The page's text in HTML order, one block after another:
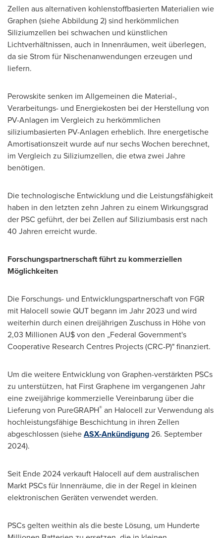
Zellen aus alternativen kohlenstoffbasierten Materialien wie
Graphen (siehe Abbildung 2) sind herkömmlichen
Siliziumzellen bei schwachen und künstlichen
Lichtverhältnissen, auch in Innenräumen, weit überlegen,
da sie Strom für Nischenanwendungen erzeugen und
liefern.
Perowskite senken im Allgemeinen die Material-,
Verarbeitungs- und Energiekosten bei der Herstellung von
PV-Anlagen im Vergleich zu herkömmlichen
siliziumbasierten PV-Anlagen erheblich. Ihre energetische
Amortisationszeit wurde auf nur sechs Wochen berechnet,
im Vergleich zu Siliziumzellen, die etwa zwei Jahre
benötigen.
Die technologische Entwicklung und die Leistungsfähigkeit
haben in den letzten zehn Jahren zu einem Wirkungsgrad
der PSC geführt, der bei Zellen auf Siliziumbasis erst nach
40 Jahren erreicht wurde.
Forschungspartnerschaft führt zu kommerziellen
Möglichkeiten
Die Forschungs- und Entwicklungspartnerschaft von FGR
mit Halocell sowie QUT begann im Jahr 2023 und wird
weiterhin durch einen dreijährigen Zuschuss in Höhe von
2,03 Millionen AU$ von den „Federal Government's
Cooperative Research Centres Projects (CRC-P)" finanziert.
Um die weitere Entwicklung von Graphen-verstärkten PSCs
zu unterstützen, hat First Graphene im vergangenen Jahr
eine zweijährige kommerzielle Vereinbarung über die
Lieferung von PureGRAPH® an Halocell zur Verwendung als
hochleistungsfähige Beschichtung in ihren Zellen
abgeschlossen (sieheASX-Ankündigung26. September
2024).
Seit Ende2024 verkauft Halocell auf dem australischen
Markt PSCs für Innenräume, die in der Regel in kleinen
elektronischen Geräten verwendet werden.
PSCs gelten weithin als die beste Lösung, um Hunderte